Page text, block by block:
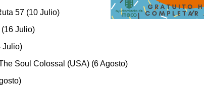
57 (10 Julio)
(16 Julio)
Julio)
Soul Colossal (USA) (6 Agosto)